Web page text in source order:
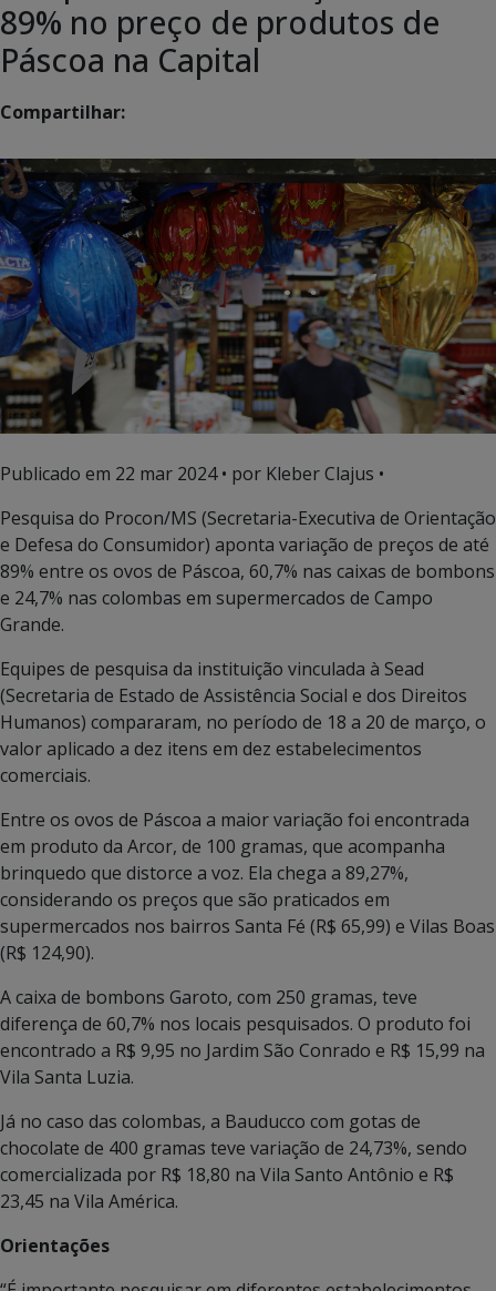
89% no preço de produtos de
Páscoa na Capital
Compartilhar:
Publicado em 22 mar 2024• por Kleber Clajus •
Pesquisa do Procon/MS (Secretaria-Executiva de Orientação
e Defesa do Consumidor) aponta variação de preços de até
89% entre os ovos de Páscoa, 60,7% nas caixas de bombons
e 24,7% nas colombas em supermercados de Campo
Grande.
Equipes de pesquisa da instituição vinculada à Sead
(Secretaria de Estado de Assistência Social e dos Direitos
Humanos) compararam, no período de 18 a 20 de março, o
valor aplicado a dez itens em dez estabelecimentos
comerciais.
Entre os ovos de Páscoa a maior variação foi encontrada
em produto da Arcor, de 100 gramas, que acompanha
brinquedo que distorce a voz. Ela chega a 89,27%,
considerando os preços que são praticados em
supermercados nos bairros Santa Fé (R$ 65,99) e Vilas Boas
(R$ 124,90).
A caixa de bombons Garoto, com 250 gramas, teve
diferença de 60,7% nos locais pesquisados. O produto foi
encontrado a R$ 9,95 no Jardim São Conrado e R$ 15,99 na
Vila Santa Luzia.
Já no caso das colombas, a Bauducco com gotas de
chocolate de 400 gramas teve variação de 24,73%, sendo
comercializada por R$ 18,80 na Vila Santo Antônio e R$
23,45 na Vila América.
Orientações